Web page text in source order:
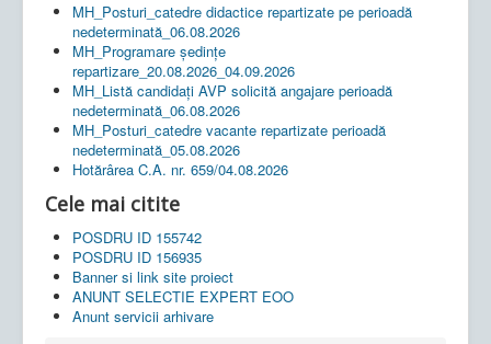
MH_Posturi_catedre didactice repartizate pe perioadă
nedeterminată_06.08.2026
MH_Programare ședințe
repartizare_20.08.2026_04.09.2026
MH_Listă candidați AVP solicită angajare perioadă
nedeterminată_06.08.2026
MH_Posturi_catedre vacante repartizate perioadă
nedeterminată_05.08.2026
Hotărârea C.A. nr. 659/04.08.2026
Cele mai citite
POSDRU ID 155742
POSDRU ID 156935
Banner si link site proiect
ANUNT SELECTIE EXPERT EOO
Anunt servicii arhivare